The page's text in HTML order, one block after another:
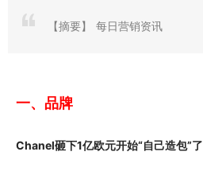
【摘要】 每日营销资讯
一、品牌
Chanel砸下1亿欧元开始“自己造包”了